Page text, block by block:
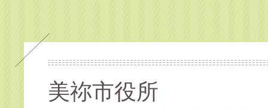
美祢市役所